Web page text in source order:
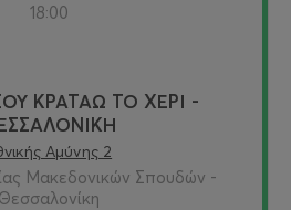
18:00
ΚΡΑΤΑΩ ΤΟ ΧΕΡΙ -
Αμύνης 2
Μακεδονικών Σπουδών -
Θεσσαλονίκη